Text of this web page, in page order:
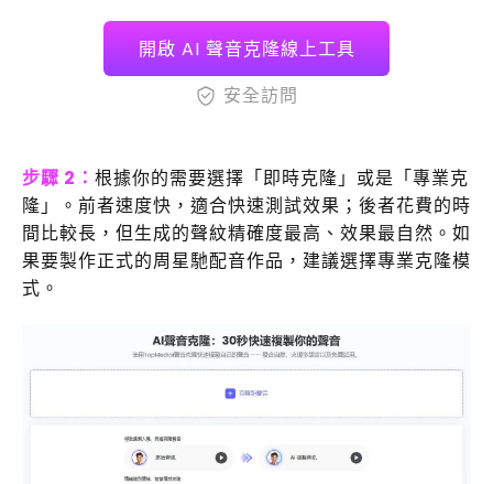
開啟 AI 聲音克隆線上工具
安全訪問
步驟 2： 根據你的需要選擇「即時克隆」或是「專業克
隆」。前者速度快，適合快速測試效果；後者花費的時
間比較長，但生成的聲紋精確度最高、效果最自然。如
果要製作正式的周星馳配音作品，建議選擇專業克隆模
式。